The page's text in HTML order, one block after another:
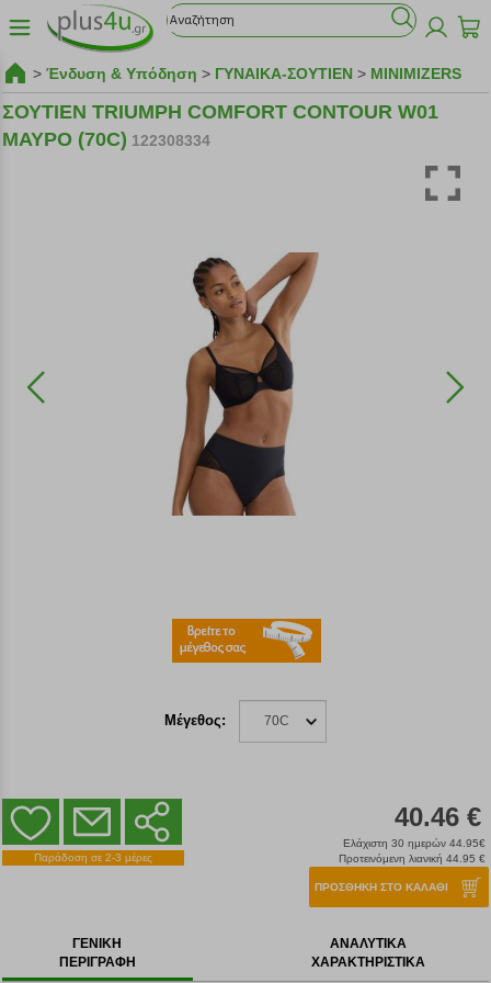
> Ένδυση & Υπόδηση > ΓΥΝΑΙΚΑ-ΣΟΥΤΙΕΝ > MINIMIZERS
ΣΟΥΤΙΕΝ TRIUMPH COMFORT CONTOUR W01
ΜΑΥΡΟ (70C) 122308334
Μέγεθος: 70C
Παράδοση σε 2-3 μέρες
40.46 €
Ελάχιστη 30 ημερών 44.95€
Προτεινόμενη λιανική 44.95 €
ΠΡΟΣΘΗΚΗ ΣΤΟ ΚΑΛΑΘΙ
ΓΕΝΙΚΗ
ΠΕΡΙΓΡΑΦΗ
ΑΝΑΛΥΤΙΚΑ
ΧΑΡΑΚΤΗΡΙΣΤΙΚΑ